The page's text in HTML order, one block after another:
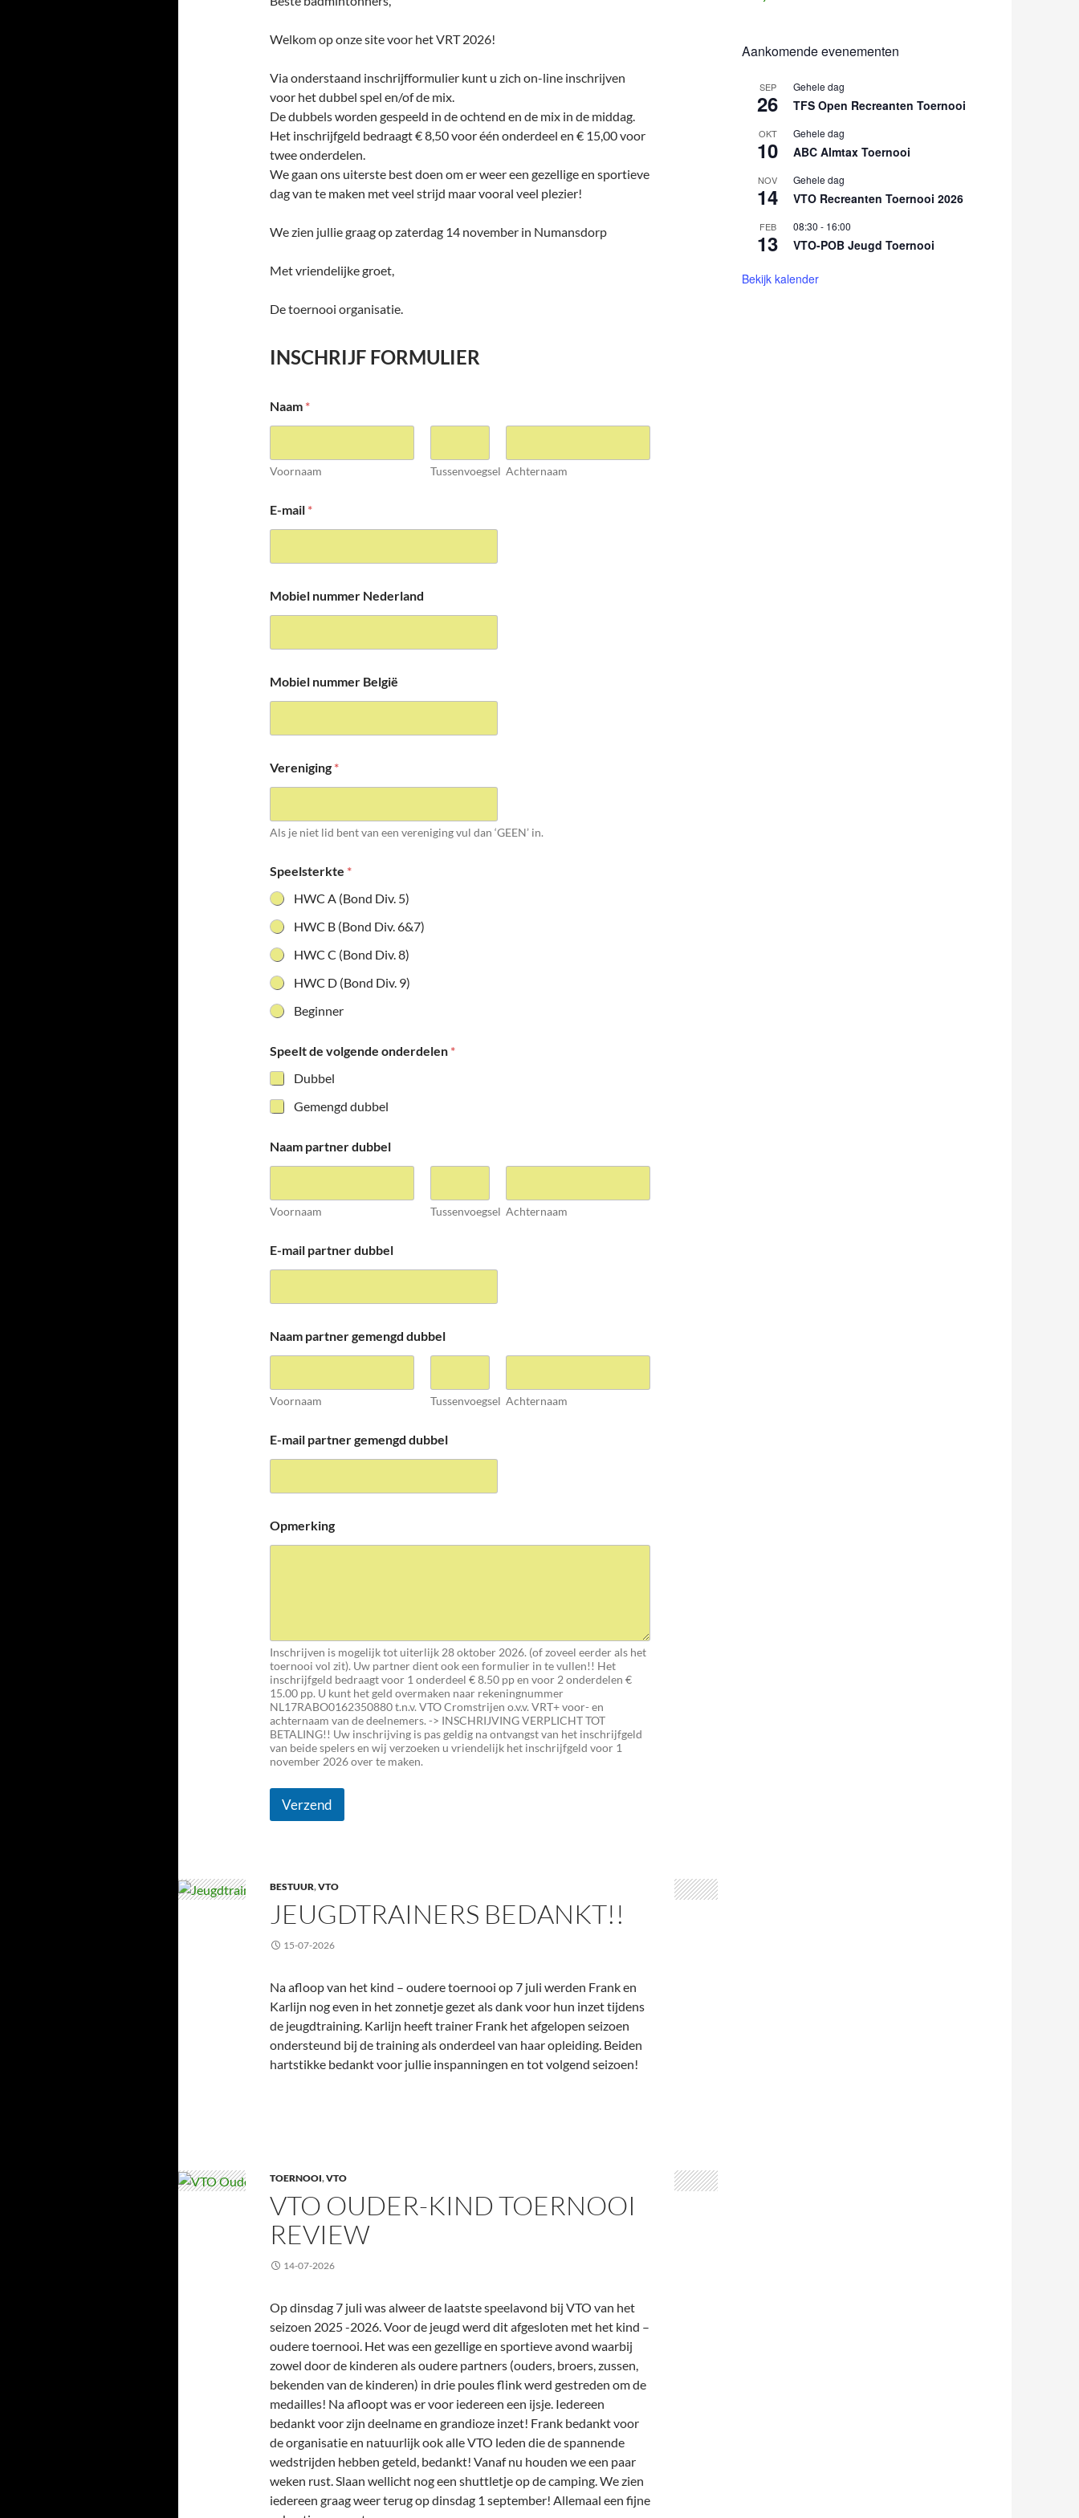
Welkom op onze site voor het VRT 2026!
Via onderstaand inschrijfformulier kunt u zich on-line inschrijven
voor het dubbel spel en/of de mix.
De dubbels worden gespeeld in de ochtend en de mix in de middag.
Het inschrijfgeld bedraagt € 8,50 voor één onderdeel en € 15,00 voor
twee onderdelen.
We gaan ons uiterste best doen om er weer een gezellige en sportieve
dag van te maken met veel strijd maar vooral veel plezier!
We zien jullie graag op zaterdag 14 november in Numansdorp
Met vriendelijke groet,
De toernooi organisatie.
INSCHRIJF FORMULIER
Naam *
Voornaam Tussenvoegsel Achternaam
E-mail *
Mobiel nummer Nederland
Mobiel nummer België
Vereniging *
Als je niet lid bent van een vereniging vul dan ‘GEEN’ in.
Speelsterkte *
HWC A (Bond Div. 5)
HWC B (Bond Div. 6&7)
HWC C (Bond Div. 8)
HWC D (Bond Div. 9)
Beginner
Speelt de volgende onderdelen *
Dubbel
Gemengd dubbel
Naam partner dubbel
Voornaam Tussenvoegsel Achternaam
E-mail partner dubbel
Naam partner gemengd dubbel
Voornaam Tussenvoegsel Achternaam
E-mail partner gemengd dubbel
Opmerking
Inschrijven is mogelijk tot uiterlijk 28 oktober 2026. (of zoveel eerder als het
toernooi vol zit). Uw partner dient ook een formulier in te vullen!! Het
inschrijfgeld bedraagt voor 1 onderdeel € 8.50 pp en voor 2 onderdelen €
15.00 pp. U kunt het geld overmaken naar rekeningnummer
NL17RABO0162350880 t.n.v. VTO Cromstrijen o.v.v. VRT+ voor- en
achternaam van de deelnemers. -> INSCHRIJVING VERPLICHT TOT
BETALING!! Uw inschrijving is pas geldig na ontvangst van het inschrijfgeld
van beide spelers en wij verzoeken u vriendelijk het inschrijfgeld voor 1
november 2026 over te maken.
Verzend
BESTUUR,VTO
JEUGDTRAINERS BEDANKT!!
15-07-2026
Na afloop van het kind – oudere toernooi op 7 juli werden Frank en
Karlijn nog even in het zonnetje gezet als dank voor hun inzet tijdens
de jeugdtraining. Karlijn heeft trainer Frank het afgelopen seizoen
ondersteund bij de training als onderdeel van haar opleiding. Beiden
hartstikke bedankt voor jullie inspanningen en tot volgend seizoen!
TOERNOOI,VTO
VTO OUDER-KIND TOERNOOI
REVIEW
14-07-2026
Op dinsdag 7 juli was alweer de laatste speelavond bij VTO van het
seizoen 2025 -2026. Voor de jeugd werd dit afgesloten met het kind –
oudere toernooi. Het was een gezellige en sportieve avond waarbij
zowel door de kinderen als oudere partners (ouders, broers, zussen,
bekenden van de kinderen) in drie poules flink werd gestreden om de
medailles! Na afloopt was er voor iedereen een ijsje. Iedereen
bedankt voor zijn deelname en grandioze inzet! Frank bedankt voor
de organisatie en natuurlijk ook alle VTO leden die de spannende
wedstrijden hebben geteld, bedankt! Vanaf nu houden we een paar
weken rust. Slaan wellicht nog een shuttletje op de camping. We zien
iedereen graag weer terug op dinsdag 1 september! Allemaal een fijne
Aankomende evenementen
SEP
26
Gehele dag
TFS Open Recreanten Toernooi
OKT
10
Gehele dag
ABC Almtax Toernooi
NOV
14
Gehele dag
VTO Recreanten Toernooi 2026
FEB
13
08:30 - 16:00
VTO-POB Jeugd Toernooi
Bekijk kalender